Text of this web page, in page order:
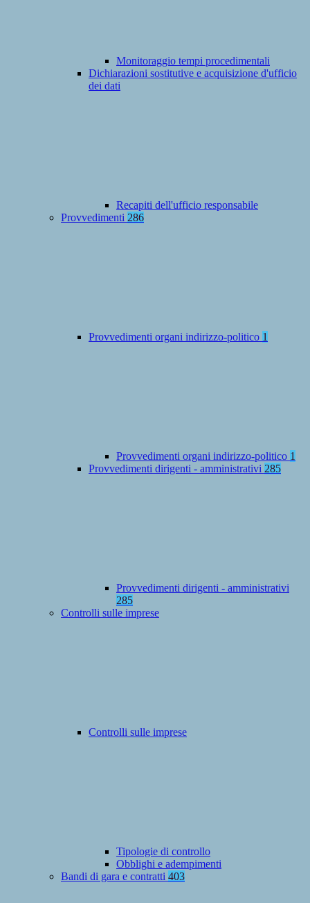
Monitoraggio tempi procedimentali
Dichiarazioni sostitutive e acquisizione d'ufficio
dei dati
Recapiti dell'ufficio responsabile
Provvedimenti 286
Provvedimenti organi indirizzo-politico 1
Provvedimenti organi indirizzo-politico 1
Provvedimenti dirigenti - amministrativi 285
Provvedimenti dirigenti - amministrativi
285
Controlli sulle imprese
Controlli sulle imprese
Tipologie di controllo
Obblighi e adempimenti
Bandi di gara e contratti 403